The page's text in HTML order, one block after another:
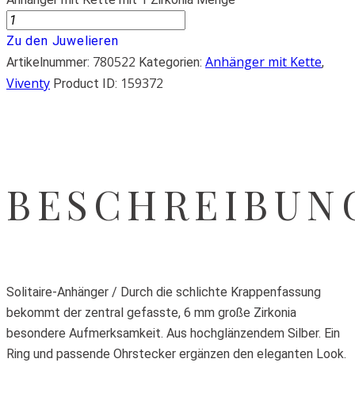
Zu den Juwelieren
Artikelnummer: 780522 Kategorien: Anhänger mit Kette,
Viventy Product ID: 159372
Solitaire-Anhänger / Durch die schlichte Krappenfassung
bekommt der zentral gefasste, 6 mm große Zirkonia
besondere Aufmerksamkeit. Aus hochglänzendem Silber. Ein
Ring und passende Ohrstecker ergänzen den eleganten Look.